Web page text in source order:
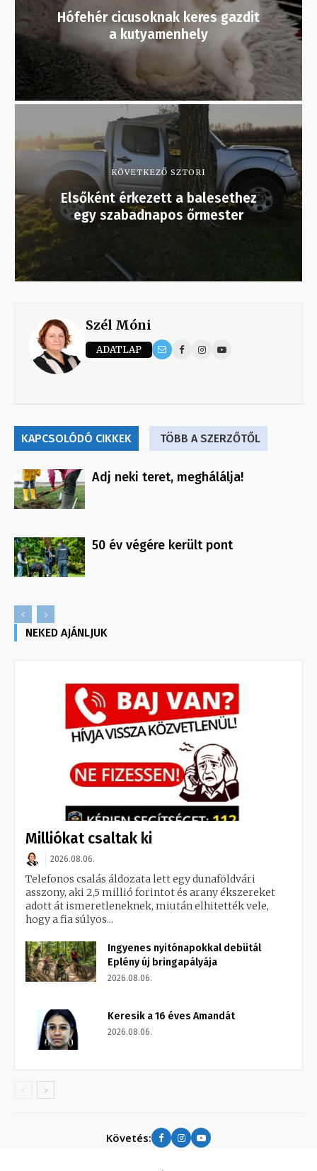
Hófehér cicusoknak keres gazdit
a kutyamenhely
KÖVETKEZŐ SZTORI
Elsőként érkezett a balesethez
egy szabadnapos őrmester
Szél Móni
ADATLAP
KAPCSOLÓDÓ CIKKEK TÖBB A SZERZŐTŐL
Adj neki teret, meghálálja!
50 év végére került pont
NEKED AJÁNLJUK
Milliókat csaltak ki
2026.08.06.
Telefonos csalás áldozata lett egy dunaföldvári
asszony, aki 2,5 millió forintot és arany ékszereket
adott át ismeretleneknek, miután elhitették vele,
hogy a fia súlyos...
Ingyenes nyitónapokkal debütál
Eplény új bringapályája
2026.08.06.
Keresik a 16 éves Amandát
2026.08.06.
Követés: